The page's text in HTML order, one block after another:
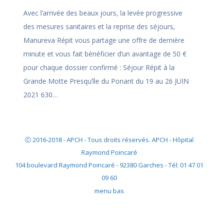
Avec l’arrivée des beaux jours, la levée progressive
des mesures sanitaires et la reprise des séjours,
Manureva Répit vous partage une offre de dernière
minute et vous fait bénéficier d’un avantage de 50 €
pour chaque dossier confirmé : Séjour Répit à la
Grande Motte Presqu’île du Ponant du 19 au 26 JUIN
2021 630…
Ⓒ 2016-2018 - APCH - Tous droits réservés. APCH - Hôpital
Raymond Poincaré
104 boulevard Raymond Poincaré - 92380 Garches - Tél: 01 47 01
09 60
menu bas